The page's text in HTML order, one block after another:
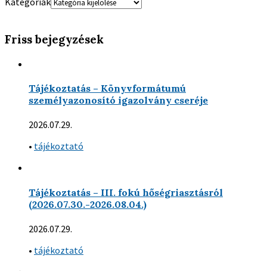
Friss bejegyzések
Tájékoztatás – Könyvformátumú
személyazonosító igazolvány cseréje
2026.07.29.
• tájékoztató
Tájékoztatás – III. fokú hőségriasztásról
(2026.07.30.-2026.08.04.)
2026.07.29.
• tájékoztató